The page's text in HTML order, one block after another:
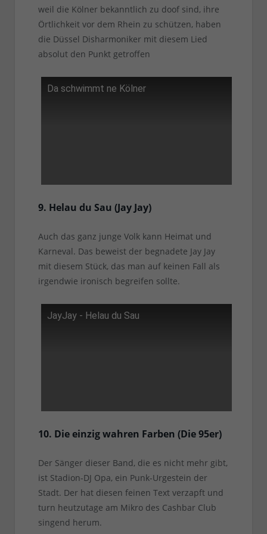
weil die Kölner bekanntlich zu doof sind, ihre
Örtlichkeit vor dem Rhein zu schützen, haben
die Düssel Disharmoniker mit diesem Lied
absolut den Punkt getroffen
Da schwimmt ne Kölner
9. Helau du Sau (Jay Jay)
Auch das ganz junge Volk kann Heimat und
Karneval. Das beweist der begnadete Jay Jay
mit diesem Stück, das man auf keinen Fall als
irgendwie ironisch begreifen sollte.
JayJay - Helau du Sau
10. Die einzig wahren Farben (Die 95er)
Der Sänger dieser Band, die es nicht mehr gibt,
ist Stadion-DJ Opa, ein Punk-Urgestein der
Stadt. Der hat diesen feinen Text verzapft und
turn heutzutage am Mikro des Cashbar Club
singend herum.